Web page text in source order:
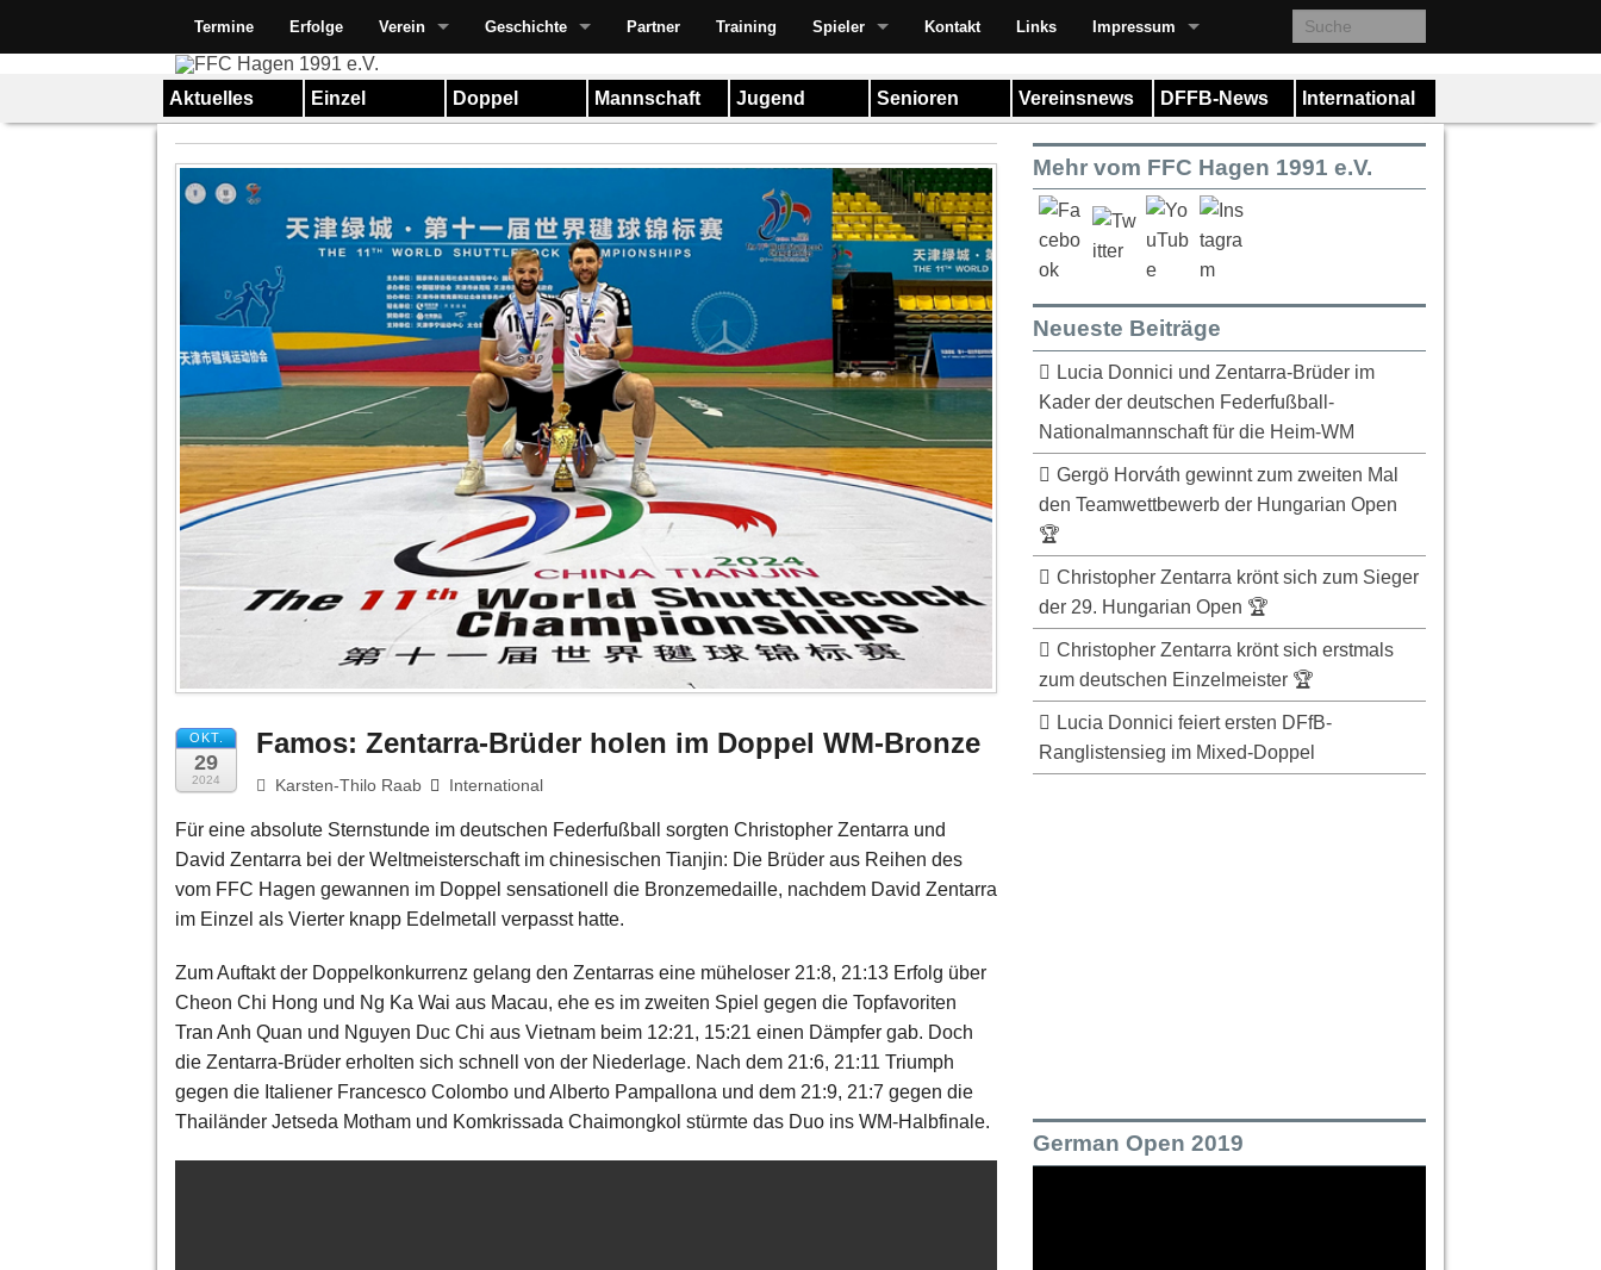
Termine Erfolge Verein Geschichte Partner Training Spieler Kontakt Links Impressum
Aktuelles Einzel Doppel Mannschaft Jugend Senioren Vereinsnews DFFB-News International
OKT.
29
2024
Famos: Zentarra-Brüder holen im Doppel WM-Bronze
Karsten-Thilo Raab International
Für eine absolute Sternstunde im deutschen Federfußball sorgten Christopher Zentarra und
David Zentarra bei der Weltmeisterschaft im chinesischen Tianjin: Die Brüder aus Reihen des
vom FFC Hagen gewannen im Doppel sensationell die Bronzemedaille, nachdem David Zentarra
im Einzel als Vierter knapp Edelmetall verpasst hatte.
Zum Auftakt der Doppelkonkurrenz gelang den Zentarras eine müheloser 21:8, 21:13 Erfolg über
Cheon Chi Hong und Ng Ka Wai aus Macau, ehe es im zweiten Spiel gegen die Topfavoriten
Tran Anh Quan und Nguyen Duc Chi aus Vietnam beim 12:21, 15:21 einen Dämpfer gab. Doch
die Zentarra-Brüder erholten sich schnell von der Niederlage. Nach dem 21:6, 21:11 Triumph
gegen die Italiener Francesco Colombo und Alberto Pampallona und dem 21:9, 21:7 gegen die
Thailänder Jetseda Motham und Komkrissada Chaimongkol stürmte das Duo ins WM-Halbfinale.
Mehr vom FFC Hagen 1991 e.V.
Neueste Beiträge
Lucia Donnici und Zentarra-Brüder im
Kader der deutschen Federfußball-
Nationalmannschaft für die Heim-WM
Gergö Horváth gewinnt zum zweiten Mal
den Teamwettbewerb der Hungarian Open
🏆
Christopher Zentarra krönt sich zum Sieger
der 29. Hungarian Open 🏆
Christopher Zentarra krönt sich erstmals
zum deutschen Einzelmeister 🏆
Lucia Donnici feiert ersten DFfB-
Ranglistensieg im Mixed-Doppel
German Open 2019